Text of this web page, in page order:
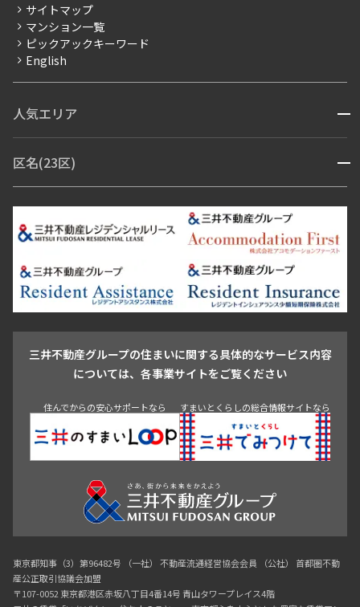
賃料改定
フリーレント
ペット可
ブランドマンション
サイトマップ
マンション一覧
ピックアックキーワード
English
人気エリア 開閉
青山・表参道・原宿
市ヶ谷・神楽坂・飯田橋
三田・芝・浜松町
芝浦・汐留・品川
月島・勝どき・豊洲
本郷・春日・小石川
目白・高田馬場・早稲田
池尻大橋・三軒茶屋
祐天寺・学芸大学・自由が丘
駒沢・用賀・二子玉川
成城・砧
池袋・板橋・王子
青山 渋谷 東京・大手町 新宿 品川
目黒・中目黒
区名(23区) 開閉
江東区 台東区 墨田区
中野区
豊島区
杉並区 板橋区 練馬区 荒川区
足立区
葛飾区
江戸川区
三井不動産グループの住まいに関する具体的なサービス内容
については、各事業サイトをご覧ください
住んでからの安心サポートなら すまいとくらしの総合情報サイトなら
東京都知事（3）第96482号 （一社） 不動産流通経営協会会員 （公社） 首都圏不動
産公正取引協議会加盟
〒107-0052 東京都港区赤坂八丁目4番14号 青山タワープレイス4階